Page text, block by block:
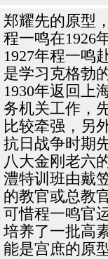
郑耀先的原型
程一鸣在1926
1927年程一鸣
是学习克格勃
1930年返回上
务机关工作，
比较牵强，另
抗日战争时期
八大金刚老六
澧特训班由戴
的教官或总教
可惜程一鸣官
培养了一批高
能是宫庶的原型